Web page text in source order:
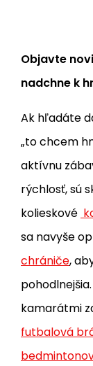
Objavte
nadchne k
Ak hľadáte
„to chcem
aktívnu
rýchlosť, sú
kolieskové
sa navyše
chrániče,
kamarátmi
futbalová